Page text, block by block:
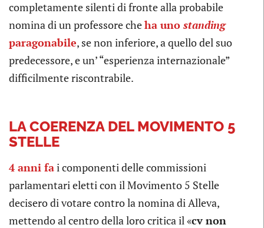
completamente silenti di fronte alla probabile
nomina di un professore cheha uno standing
paragonabile, se non inferiore, a quello del suo
predecessore, e un’ “esperienza internazionale”
difficilmente riscontrabile.
LA COERENZA DEL MOVIMENTO 5
STELLE
4 anni fai componenti delle commissioni
parlamentari eletti con il Movimento 5 Stelle
decisero di votare contro la nomina di Alleva,
mettendo al centro della loro critica il «cv non